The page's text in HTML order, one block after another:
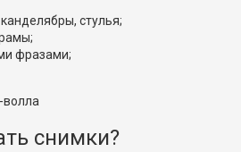
стулья;
фразами;
снимки?